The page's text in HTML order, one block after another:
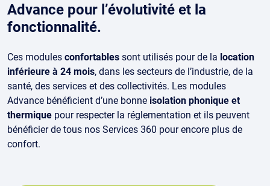
Advance pour l’évolutivité et la
fonctionnalité.
Ces modules confortables sont utilisés pour de la location
inférieure à 24 mois, dans les secteurs de l’industrie, de la
santé, des services et des collectivités. Les modules
Advance bénéficient d’une bonne isolation phonique et
thermique pour respecter la réglementation et ils peuvent
bénéficier de tous nos Services 360 pour encore plus de
confort.